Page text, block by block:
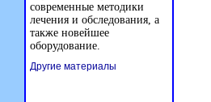
современные методики
лечения и обследования, а
также новейшее
оборудование.
Другие материалы